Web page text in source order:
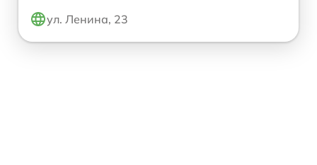
ул. Ленина, 23